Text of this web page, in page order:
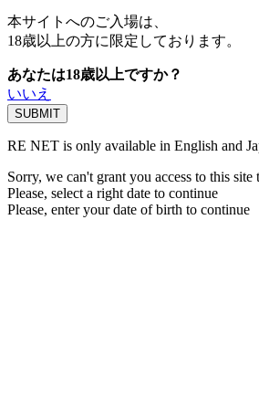
本サイトへのご入場は、
18歳以上の方に限定しております。
あなたは18歳以上ですか？
いいえ
RE NET is only available in English and
Sorry, we can't grant you access to this site
Please, select a right date to continue
Please, enter your date of birth to continue